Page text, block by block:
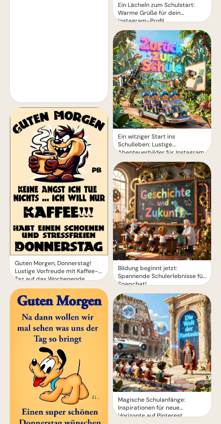
Guten Morgen, Donnerstag!
Lustige Vorfreude mit Kaffee-
Taz auf das Wochenende
Ein Lächeln zum Schulstart:
Warme Grüße für dein
Instagram-Profil
Ein witziger Start ins
Schulleben: Lustige
Abenteuerbilder für Instagram
Bildung beginnt jetzt:
Spannende Schulerlebnisse für
Snapchat!
Magische Schulanfänge:
Inspirationen für neue
Horizonte auf Pinterest